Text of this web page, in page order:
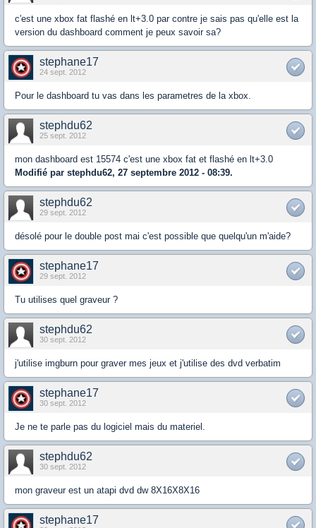
c'est une xbox fat flashé en lt+3.0 par contre je sais pas qu'elle est la
version du dashboard comment je peux savoir sa?
stephane17
24 sept. 2012
Pour le dashboard tu vas dans les parametres de la xbox.
stephdu62
25 sept. 2012
mon dashboard est 15574 c'est une xbox fat et flashé en lt+3.0
Modifié par stephdu62, 27 septembre 2012 - 08:39.
stephdu62
29 sept. 2012
désolé pour le double post mai c'est possible que quelqu'un m'aide?
stephane17
29 sept. 2012
Tu utilises quel graveur ?
stephdu62
30 sept. 2012
j'utilise imgburn pour graver mes jeux et j'utilise des dvd verbatim
stephane17
30 sept. 2012
Je ne te parle pas du logiciel mais du materiel.
stephdu62
30 sept. 2012
mon graveur est un atapi dvd dw 8X16X8X16
stephane17